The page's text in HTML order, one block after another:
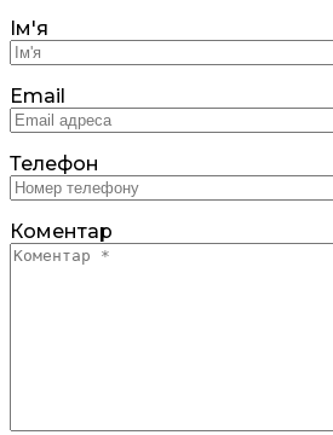
Ім'я
Email
Телефон
Коментар